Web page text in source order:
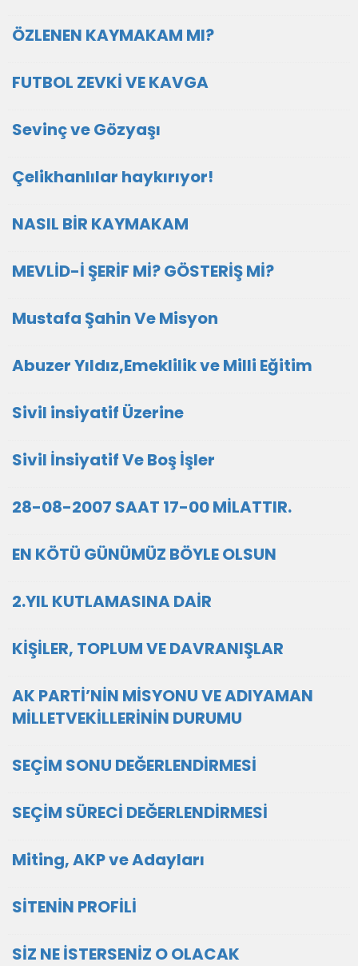
ÖZLENEN KAYMAKAM MI?
FUTBOL ZEVKİ VE KAVGA
Sevinç ve Gözyaşı
Çelikhanlılar haykırıyor!
NASIL BİR KAYMAKAM
MEVLİD-İ ŞERİF Mİ? GÖSTERİŞ Mİ?
Mustafa Şahin Ve Misyon
Abuzer Yıldız,Emeklilik ve Milli Eğitim
Sivil insiyatif Üzerine
Sivil İnsiyatif Ve Boş İşler
28-08-2007 SAAT 17-00 MİLATTIR.
EN KÖTÜ GÜNÜMÜZ BÖYLE OLSUN
2.YIL KUTLAMASINA DAİR
KİŞİLER, TOPLUM VE DAVRANIŞLAR
AK PARTİ’NİN MİSYONU VE ADIYAMAN
MİLLETVEKİLLERİNİN DURUMU
SEÇİM SONU DEĞERLENDİRMESİ
SEÇİM SÜRECİ DEĞERLENDİRMESİ
Miting, AKP ve Adayları
SİTENİN PROFİLİ
SİZ NE İSTERSENİZ O OLACAK